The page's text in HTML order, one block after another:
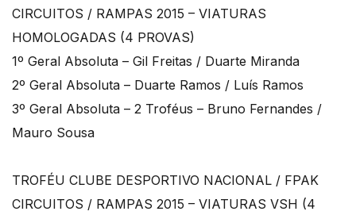
CIRCUITOS / RAMPAS 2015 – VIATURAS
HOMOLOGADAS (4 PROVAS)
1º Geral Absoluta – Gil Freitas / Duarte Miranda
2º Geral Absoluta – Duarte Ramos / Luís Ramos
3º Geral Absoluta – 2 Troféus – Bruno Fernandes /
Mauro Sousa
TROFÉU CLUBE DESPORTIVO NACIONAL / FPAK
CIRCUITOS / RAMPAS 2015 – VIATURAS VSH (4